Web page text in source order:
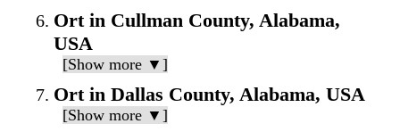
Ort in Cullman County, Alabama,
USA
[Show more ▼]
Ort in Dallas County, Alabama, USA
[Show more ▼]